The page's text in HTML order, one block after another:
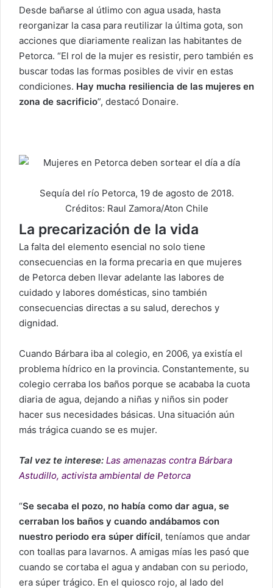
Desde bañarse al útlimo con agua usada, hasta
reorganizar la casa para reutilizar la última gota, son
acciones que diariamente realizan las habitantes de
Petorca. “El rol de la mujer es resistir, pero también es
buscar todas las formas posibles de vivir en estas
condiciones. Hay mucha resiliencia de las mujeres en
zona de sacrificio”, destacó Donaire.
Sequía del río Petorca, 19 de agosto de 2018.
Créditos: Raul Zamora/Aton Chile
La precarización de la vida
La falta del elemento esencial no solo tiene
consecuencias en la forma precaria en que mujeres
de Petorca deben llevar adelante las labores de
cuidado y labores domésticas, sino también
consecuencias directas a su salud, derechos y
dignidad.
Cuando Bárbara iba al colegio, en 2006, ya existía el
problema hídrico en la provincia. Constantemente, su
colegio cerraba los baños porque se acababa la cuota
diaria de agua, dejando a niñas y niños sin poder
hacer sus necesidades básicas. Una situación aún
más trágica cuando se es mujer.
Tal vez te interese: Las amenazas contra Bárbara
Astudillo, activista ambiental de Petorca
“Se secaba el pozo, no había como dar agua, se
cerraban los baños y cuando andábamos con
nuestro periodo era súper difícil, teníamos que andar
con toallas para lavarnos. A amigas mías les pasó que
cuando se cortaba el agua y andaban con su periodo,
era súper trágico. En el quiosco rojo, al lado del